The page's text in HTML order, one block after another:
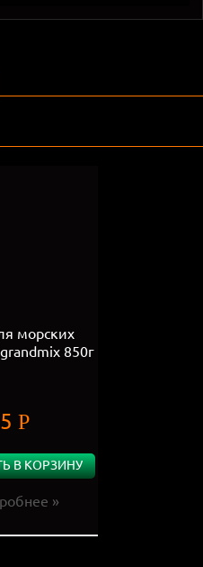
морских
850г
Р
В КОРЗИНУ
»